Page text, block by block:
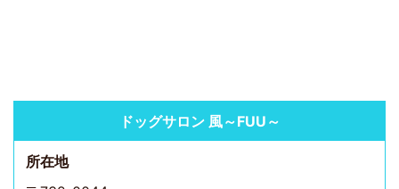
ドッグサロン 風～FUU～
所在地